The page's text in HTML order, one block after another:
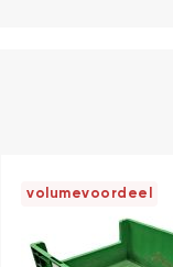
volumevoordeel